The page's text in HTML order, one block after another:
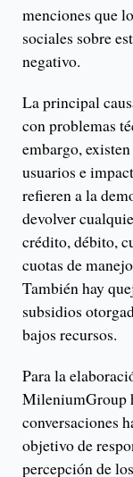
menciones que
sociales sobre
negativo.
La principal
con problemas
embargo,
usuarios e
refieren a la
devolver
crédito, débito,
cuotas de
También hay
subsidios
bajos recursos.
Para la
MileniumGroup
conversaciones
objetivo de
percepción de